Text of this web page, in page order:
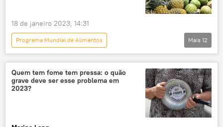
mar do Caribe
América Latina
Renan Filho
Suriname
Barbados
Reino Unido
Estados Unidos
Venezuela
Trinidad e Tobago
São Vicente e Granadinas
18 de janeiro 2023, 14:31
Programa Mundial de Alimentos
Panorama internacional
Organização das Nações Unidas para a Alimentação e a Agricultura
Américas
América Latina
Mais 12
Quem tem fome tem pressa: o quão
grave deve ser esse problema em
2023?